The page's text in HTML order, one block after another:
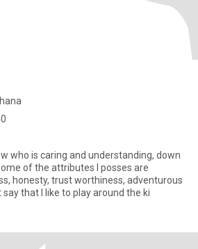
who is caring and understanding, down
of the attributes I posses are
honesty, trust worthiness, adventurous
that I like to play around the ki